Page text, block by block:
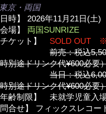
東京・両国
日時】 2026年11月21日(
会場】 両国SUNRIZE
チケット】 SOLD OUT ※
前売：税込
別途ドリンク代¥600必要
当日：税込
別途ドリンク代¥600必要
年齢制限】 未就学児童入
問合せ】 フィックスレコ